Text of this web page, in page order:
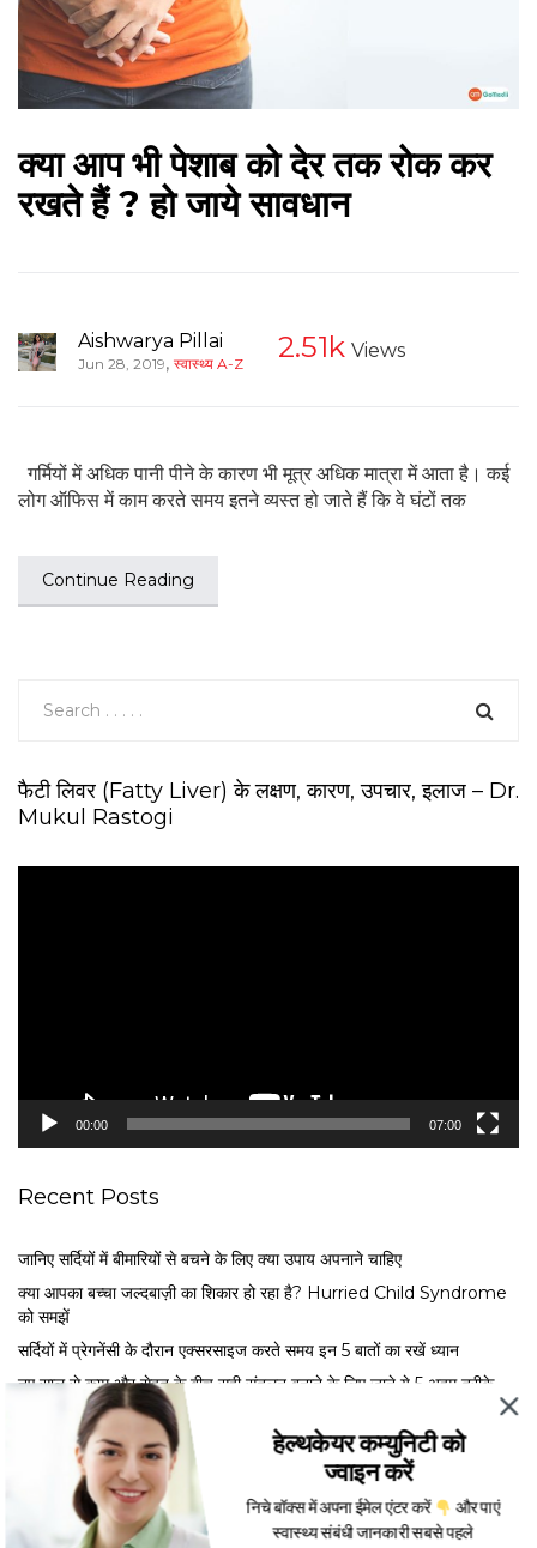
क्या आप भी पेशाब को देर तक रोक कर
रखते हैं ? हो जाये सावधान
Aishwarya Pillai
Jun 28, 2019, स्वास्थ्य A-Z 2.51k Views
गर्मियों में अधिक पानी पीने के कारण भी मूत्र अधिक मात्रा में आता है। कई
लोग ऑफिस में काम करते समय इतने व्यस्त हो जाते हैं कि वे घंटों तक
Continue Reading
फैटी लिवर (Fatty Liver) के लक्षण, कारण, उपचार, इलाज – Dr.
Mukul Rastogi
00:00 07:00
Recent Posts
जानिए सर्दियों में बीमारियों से बचने के लिए क्या उपाय अपनाने चाहिए
क्या आपका बच्चा जल्दबाज़ी का शिकार हो रहा है? Hurried Child Syndrome
को समझें
सर्द‍ियों में प्रेगनेंसी के दौरान एक्सरसाइज करते समय इन 5 बातों का रखें ध्यान
नए साल से काम और सेहत के बीच सही संतुलन बनाने के लिए जाने ये 5 अहम तरीके
मेंस्ट्रुअल फेज के अनुसार खाएं ये फूड्स, जानें एक्सपर्ट से कब क्या खाना है फायदेमंद
हेल्थकेयर कम्युनिटी को
ज्वाइन करें
निचे बॉक्स में अपना ईमेल एंटर करें
और पाएं
स्वास्थ्य संबंधी जानकारी सबसे पहले